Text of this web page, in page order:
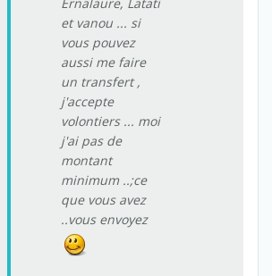
et vanou ... si
vous pouvez
aussi me faire
un transfert ,
j'accepte
volontiers ... moi
j'ai pas de
montant
minimum ..;ce
que vous avez
..vous envoyez